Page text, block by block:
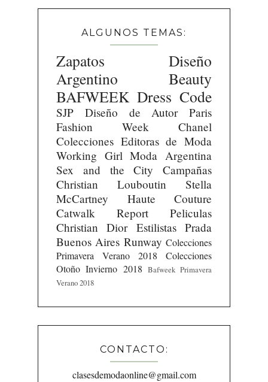
ALGUNOS TEMAS:
Zapatos
Diseño
Argentino
Beauty
BAFWEEK Dress Code
SJP Diseño de Autor
Paris
Fashion Week
Chanel
Colecciones Editoras de Moda
Working Girl Moda Argentina
Sex and the City
Campañas
Christian Louboutin
Stella
McCartney
Haute Couture
Catwalk Report
Peliculas
Christian Dior Estilistas Prada
Buenos Aires Runway Colecciones
Primavera Verano 2018
Colecciones
Otoño Invierno 2018 Bafweek Primavera
Verano 2018
CONTACTO:
clasesdemodaonline@gmail.com